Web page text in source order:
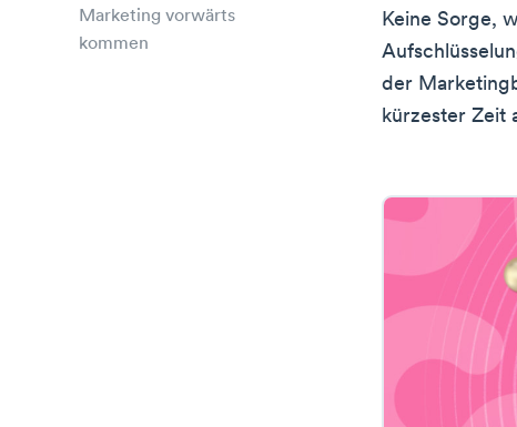
Marketing vorwärts
kommen
Keine Sorge,
der
kürzester Zeit